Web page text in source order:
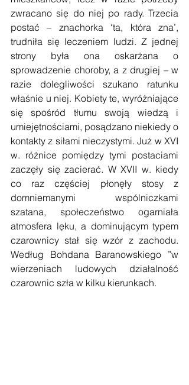
zwracano się do niej po rady. Trzecia
postać – znachorka ‘ta, która zna’,
trudniła się leczeniem ludzi. Z jednej
strony była ona oskarżana o
sprowadzenie choroby, a z drugiej – w
razie dolegliwości szukano ratunku
właśnie u niej. Kobiety te, wyróżniające
się spośród tłumu swoją wiedzą i
umiejętnościami, posądzano niekiedy o
kontakty z siłami nieczystymi. Już w XVI
w. różnice pomiędzy tymi postaciami
zaczęły się zacierać. W XVII w. kiedy
co raz częściej płonęły stosy z
domniemanymi wspólniczkami
szatana, społeczeństwo ogarniała
atmosfera lęku, a dominującym typem
czarownicy stał się wzór z zachodu.
Według Bohdana Baranowskiego ”w
wierzeniach ludowych działalność
czarownic szła w kilku kierunkach.